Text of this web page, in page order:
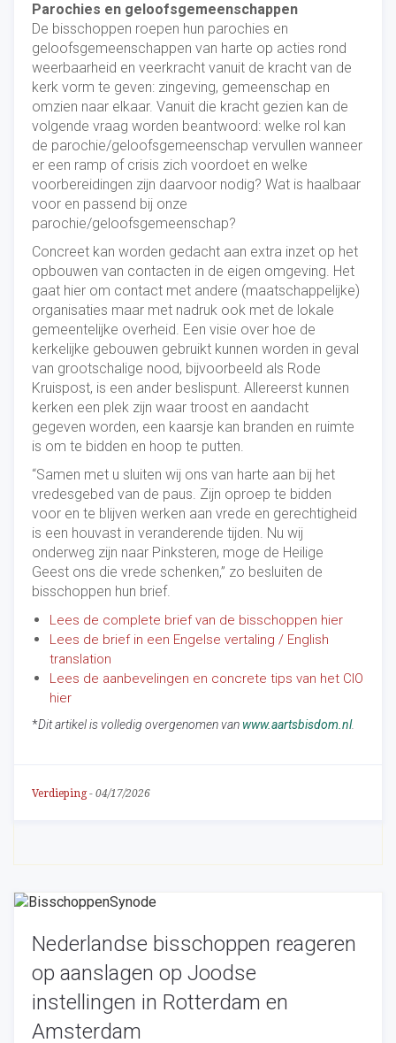
Parochies en geloofsgemeenschappen
De bisschoppen roepen hun parochies en
geloofsgemeenschappen van harte op acties rond
weerbaarheid en veerkracht vanuit de kracht van de
kerk vorm te geven: zingeving, gemeenschap en
omzien naar elkaar. Vanuit die kracht gezien kan de
volgende vraag worden beantwoord: welke rol kan
de parochie/geloofsgemeenschap vervullen wanneer
er een ramp of crisis zich voordoet en welke
voorbereidingen zijn daarvoor nodig? Wat is haalbaar
voor en passend bij onze
parochie/geloofsgemeenschap?
Concreet kan worden gedacht aan extra inzet op het
opbouwen van contacten in de eigen omgeving. Het
gaat hier om contact met andere (maatschappelijke)
organisaties maar met nadruk ook met de lokale
gemeentelijke overheid. Een visie over hoe de
kerkelijke gebouwen gebruikt kunnen worden in geval
van grootschalige nood, bijvoorbeeld als Rode
Kruispost, is een ander beslispunt. Allereerst kunnen
kerken een plek zijn waar troost en aandacht
gegeven worden, een kaarsje kan branden en ruimte
is om te bidden en hoop te putten.
“Samen met u sluiten wij ons van harte aan bij het
vredesgebed van de paus. Zijn oproep te bidden
voor en te blijven werken aan vrede en gerechtigheid
is een houvast in veranderende tijden. Nu wij
onderweg zijn naar Pinksteren, moge de Heilige
Geest ons die vrede schenken,” zo besluiten de
bisschoppen hun brief.
Lees de complete brief van de bisschoppen hier
Lees de brief in een Engelse vertaling / English
translation
Lees de aanbevelingen en concrete tips van het CIO
hier
*Dit artikel is volledig overgenomen van www.aartsbisdom.nl.
Verdieping- 04/17/2026
Nederlandse bisschoppen reageren
op aanslagen op Joodse
instellingen in Rotterdam en
Amsterdam